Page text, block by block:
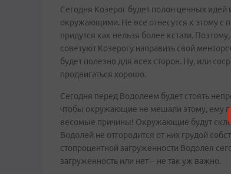
Сегодня Козерог будет полон ценных
окружающими. Не все отнесутся к этому с
придутся как нельзя более кстати.
советуют Козерогу направить свой
будет полезно для всех сторон. Ну, или
продвигаться хорошо.
Сегодня перед Водолеем будет стоять
чтобы окружающие не мешали этому, ему
весомые причины! Окружающие будут
Водолей не отгородится от них грудой
стопроцентной загруженности Водолея
загруженность или нет – не так уж важно.